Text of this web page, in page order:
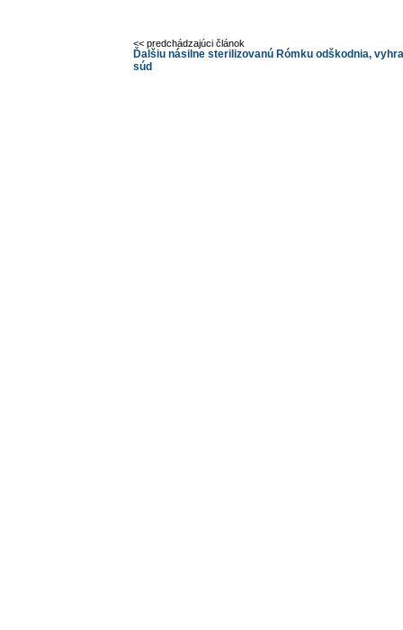
<< predchádzajúci článok
Ďalšiu násilne sterilizovanú Rómku odškodnia,
súd